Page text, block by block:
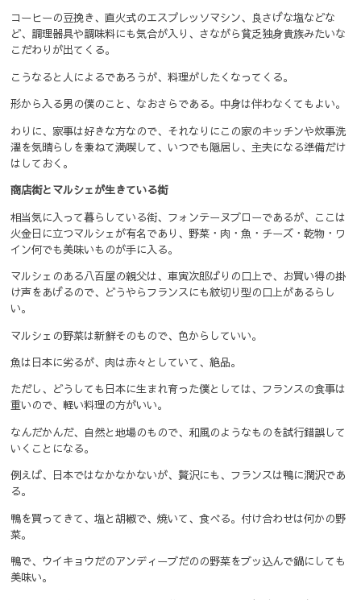
コーヒーの豆挽き、直火式のエスプレッソマシン、良さげな塩などな
ど、調理器具や調味料にも気合が入り、さながら貧乏独身貴族みたいな
こだわりが出てくる。
こうなると人によるであろうが、料理がしたくなってくる。
形から入る男の僕のこと、なおさらである。中身は伴わなくてもよい。
わりに、家事は好きな方なので、それなりにこの家のキッチンや炊事洗
濯を気晴らしを兼ねて満喫して、いつでも隠居し、主夫になる準備だけ
はしておく。
商店街とマルシェが生きている街
相当気に入って暮らしている街、フォンテーヌブローであるが、ここは
火金日に立つマルシェが有名であり、野菜・肉・魚・チーズ・乾物・ワ
イン何でも美味いものが手に入る。
マルシェのある八百屋の親父は、車寅次郎ばりの口上で、お買い得の掛
け声をあげるので、どうやらフランスにも紋切り型の口上があるらし
い。
マルシェの野菜は新鮮そのもので、色からしていい。
魚は日本に劣るが、肉は赤々としていて、絶品。
ただし、どうしても日本に生まれ育った僕としては、フランスの食事は
重いので、軽い料理の方がいい。
なんだかんだ、自然と地場のもので、和風のようなものを試行錯誤して
いくことになる。
例えば、日本ではなかなかないが、贅沢にも、フランスは鴨に潤沢であ
る。
鴨を買ってきて、塩と胡椒で、焼いて、食べる。付け合わせは何かの野
菜。
鴨で、ウイキョウだのアンディーブだのの野菜をブッ込んで鍋にしても
美味い。